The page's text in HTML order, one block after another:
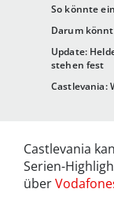
So könnte
Darum
Update:
stehen fest
Castlevania:
Castlevania
Serien-
über